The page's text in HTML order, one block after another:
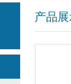
产品